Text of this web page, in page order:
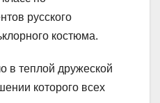
русского
костюма.
в теплой дружеской
которого всех